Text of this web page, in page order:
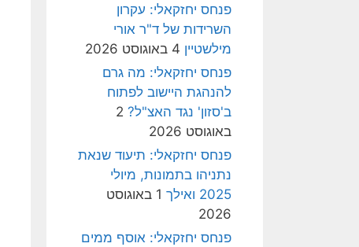
פנחס יחזקאלי: עקרון
השרידות של ד"ר אורי
מילשטיין 4 באוגוסט 2026
פנחס יחזקאלי: מה גרם
להנהגת היישוב לפתוח
ב'סזון' נגד האצ"ל? 2
באוגוסט 2026
פנחס יחזקאלי: תיעוד שנאת
נתניהו בתמונות, מיולי
2025 ואילך
1 באוגוסט
2026
פנחס יחזקאלי: אוסף ממים